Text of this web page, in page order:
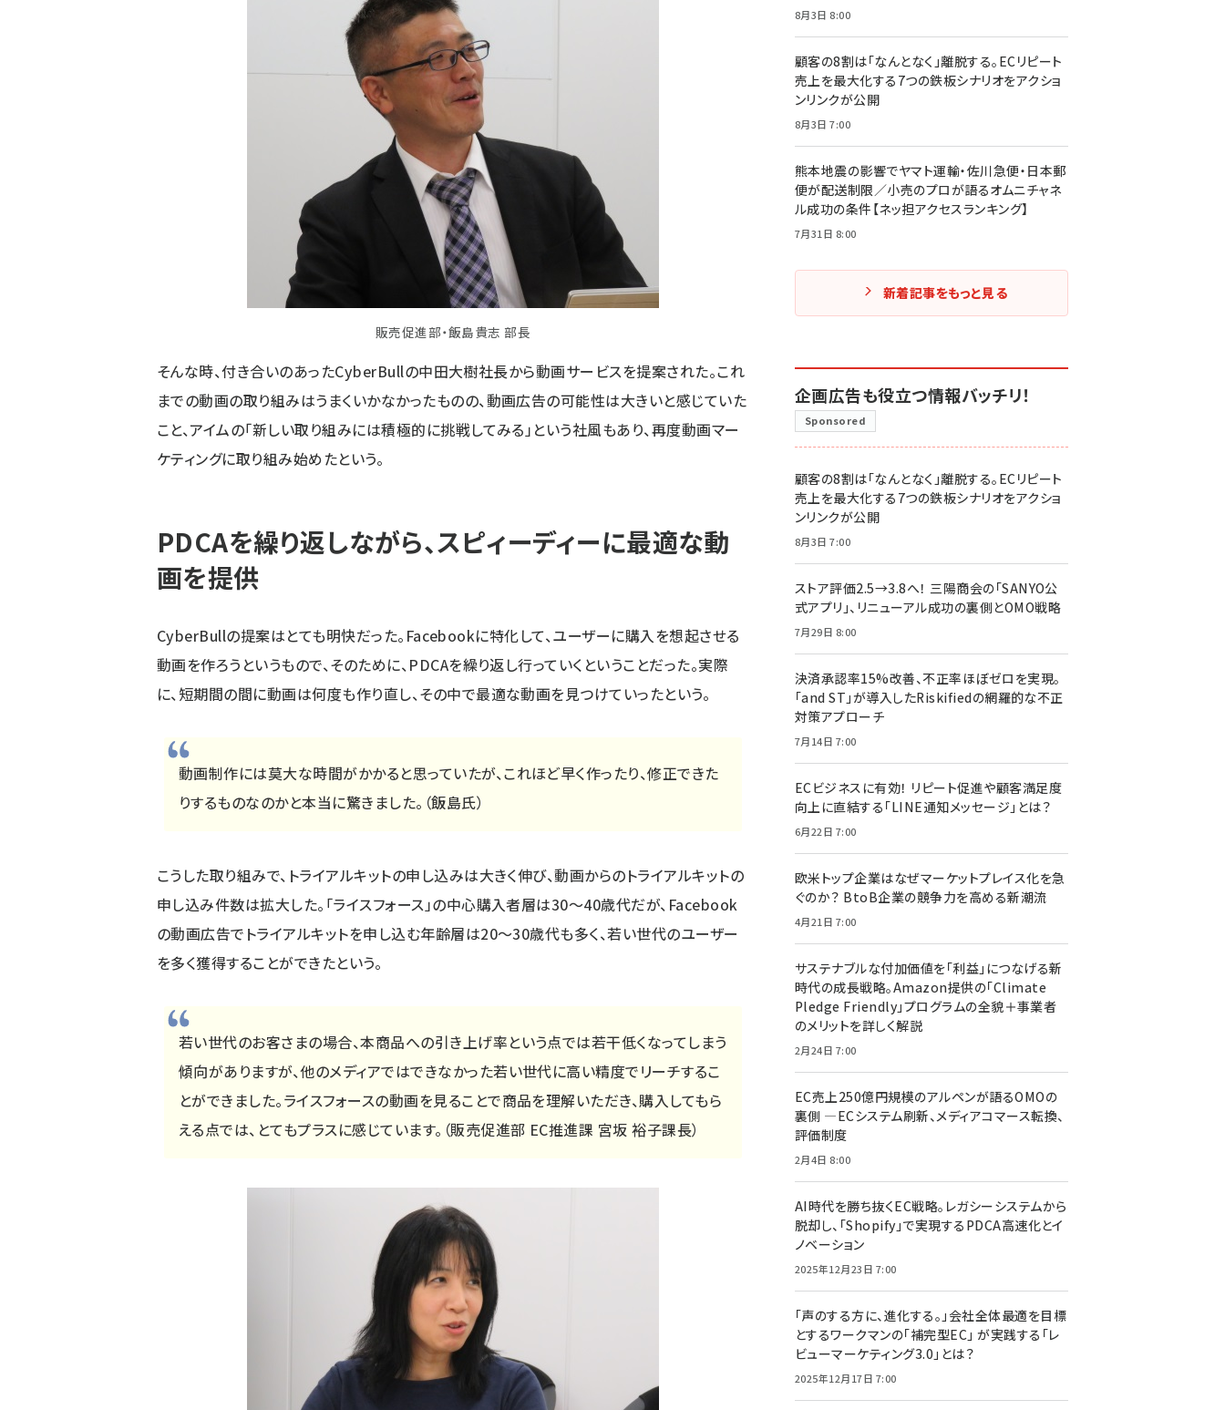
販売促進部・飯島貴志 部長
そんな時、付き合いのあったCyberBullの中田大樹社長から動画サービスを提案された。これ
までの動画の取り組みはうまくいかなかったものの、動画広告の可能性は大きいと感じていた
こと、アイムの「新しい取り組みには積極的に挑戦してみる」という社風もあり、再度動画マー
ケティングに取り組み始めたという。
PDCAを繰り返しながら、スピィーディーに最適な動
画を提供
CyberBullの提案はとても明快だった。Facebookに特化して、ユーザーに購入を想起させる
動画を作ろうというもので、そのために、PDCAを繰り返し行っていくということだった。実際
に、短期間の間に動画は何度も作り直し、その中で最適な動画を見つけていったという。
動画制作には莫大な時間がかかると思っていたが、これほど早く作ったり、修正できた
りするものなのかと本当に驚きました。（飯島氏）
こうした取り組みで、トライアルキットの申し込みは大きく伸び、動画からのトライアルキットの
申し込み件数は拡大した。「ライスフォース」の中心購入者層は30～40歳代だが、Facebook
の動画広告でトライアルキットを申し込む年齢層は20～30歳代も多く、若い世代のユーザー
を多く獲得することができたという。
若い世代のお客さまの場合、本商品への引き上げ率という点では若干低くなってしまう
傾向がありますが、他のメディアではできなかった若い世代に高い精度でリーチするこ
とができました。ライスフォースの動画を見ることで商品を理解いただき、購入してもら
える点では、とてもプラスに感じています。（販売促進部 EC推進課 宮坂 裕子課長）
8月3日 8:00
顧客の8割は「なんとなく」離脱する。ECリピート
売上を最大化する7つの鉄板シナリオをアクショ
ンリンクが公開
8月3日 7:00
熊本地震の影響でヤマト運輸・佐川急便・日本郵
便が配送制限／小売のプロが語るオムニチャネ
ル成功の条件【ネッ担アクセスランキング】
7月31日 8:00
新着記事をもっと見る
企画広告も役立つ情報バッチリ！
Sponsored
顧客の8割は「なんとなく」離脱する。ECリピート
売上を最大化する7つの鉄板シナリオをアクショ
ンリンクが公開
8月3日 7:00
ストア評価2.5→3.8へ！ 三陽商会の「SANYO公
式アプリ」、リニューアル成功の裏側とOMO戦略
7月29日 8:00
決済承認率15%改善、不正率ほぼゼロを実現。
「and ST」が導入したRiskifiedの網羅的な不正
対策アプローチ
7月14日 7:00
ECビジネスに有効！ リピート促進や顧客満足度
向上に直結する「LINE通知メッセージ」とは？
6月22日 7:00
欧米トップ企業はなぜマーケットプレイス化を急
ぐのか？ BtoB企業の競争力を高める新潮流
4月21日 7:00
サステナブルな付加価値を「利益」につなげる新
時代の成長戦略。Amazon提供の「Climate
Pledge Friendly」プログラムの全貌＋事業者
のメリットを詳しく解説
2月24日 7:00
EC売上250億円規模のアルペンが語るOMOの
裏側 ―ECシステム刷新、メディアコマース転換、
評価制度
2月4日 8:00
AI時代を勝ち抜くEC戦略。レガシーシステムから
脱却し、「Shopify」で実現するPDCA高速化とイ
ノベーション
2025年12月23日 7:00
「声のする方に、進化する。」会社全体最適を目標
とするワークマンの「補完型EC」 が実践する「レ
ビューマーケティング3.0」とは？
2025年12月17日 7:00